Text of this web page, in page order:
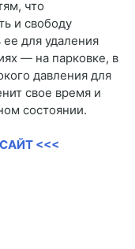
что
и свободу
для удаления
— на парковке, в
давления для
свое время и
состоянии.
<<<